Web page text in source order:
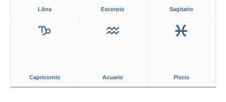
Libra Escorpio Sagitario
Capricornio Acuario Piscis